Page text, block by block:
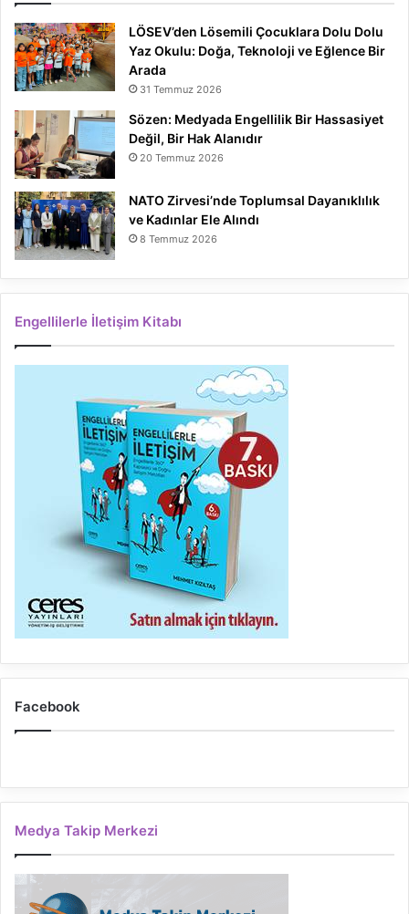
LÖSEV’den Lösemili Çocuklara Dolu Dolu
Yaz Okulu: Doğa, Teknoloji ve Eğlence Bir
Arada
31 Temmuz 2026
Sözen: Medyada Engellilik Bir Hassasiyet
Değil, Bir Hak Alanıdır
20 Temmuz 2026
NATO Zirvesi’nde Toplumsal Dayanıklılık
ve Kadınlar Ele Alındı
8 Temmuz 2026
Engellilerle İletişim Kitabı
Facebook
Medya Takip Merkezi